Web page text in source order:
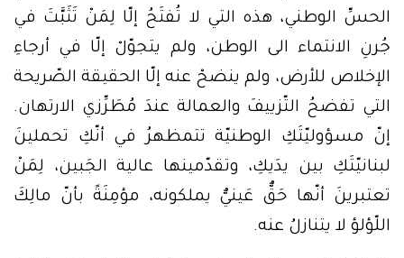
الحسِّ الوطني، هذه التي لا تُفتَحُ إلّا لِمَنْ تَثَبَّتَ في
جُرنِ الانتماء الى الوطن، ولم يتجوّلْ إلّا في أرجاءِ
الإخلاص للأرض، ولم ينضحْ عنه إلّا الحقيقة الصّريحة
التي تفضحُ التّزييفَ والعمالة عندَ مُطَرِّزي الارتهان.
إنّ مسؤوليّتَكِ الوطنيّة تتمظهرُ في أنّكِ تحملينَ
لبنانيّتَكِ بين يدَيكِ، وتقدّمينها عالية الجَبين، لِمَنْ
تعتبرينَ أنّها حَقٌّ عَينيٌّ يملكونه، مؤمِنَةً بأنّ مالِكَ
اللّؤلؤ لا يتنازلُ عنه.